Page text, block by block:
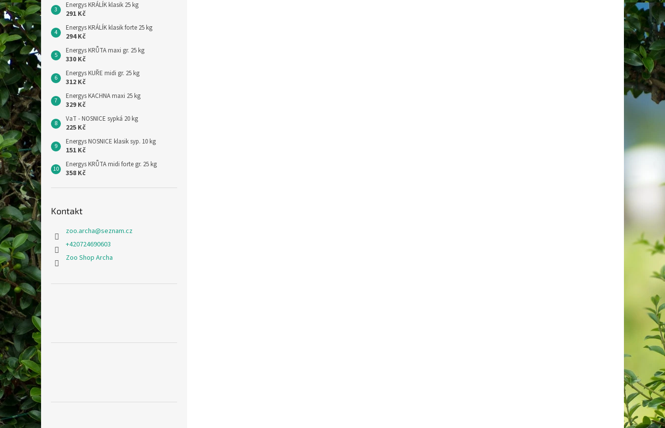
Energys KRÁLÍK klasik 25 kg
291 Kč
Energys KRÁLÍK klasik forte 25 kg
294 Kč
Energys KRŮTA maxi gr. 25 kg
330 Kč
Energys KUŘE midi gr. 25 kg
312 Kč
Energys KACHNA maxi 25 kg
329 Kč
VaT - NOSNICE sypká 20 kg
225 Kč
Energys NOSNICE klasik syp. 10 kg
151 Kč
Energys KRŮTA midi forte gr. 25 kg
358 Kč
Kontakt
zoo.archa@seznam.cz
+420724690603
Zoo Shop Archa